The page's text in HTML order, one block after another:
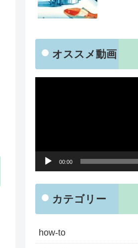
オススメ動画
00:00
カテゴリー
how-to